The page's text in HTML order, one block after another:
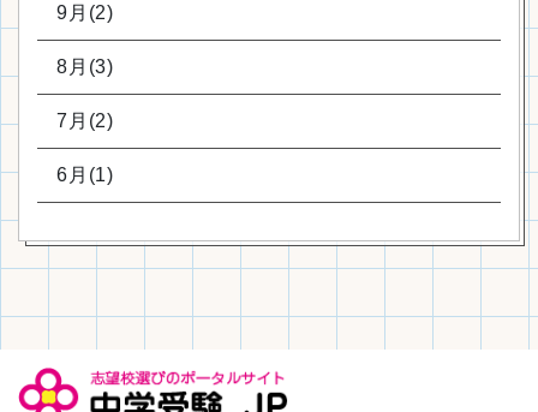
9月(2)
8月(3)
7月(2)
6月(1)